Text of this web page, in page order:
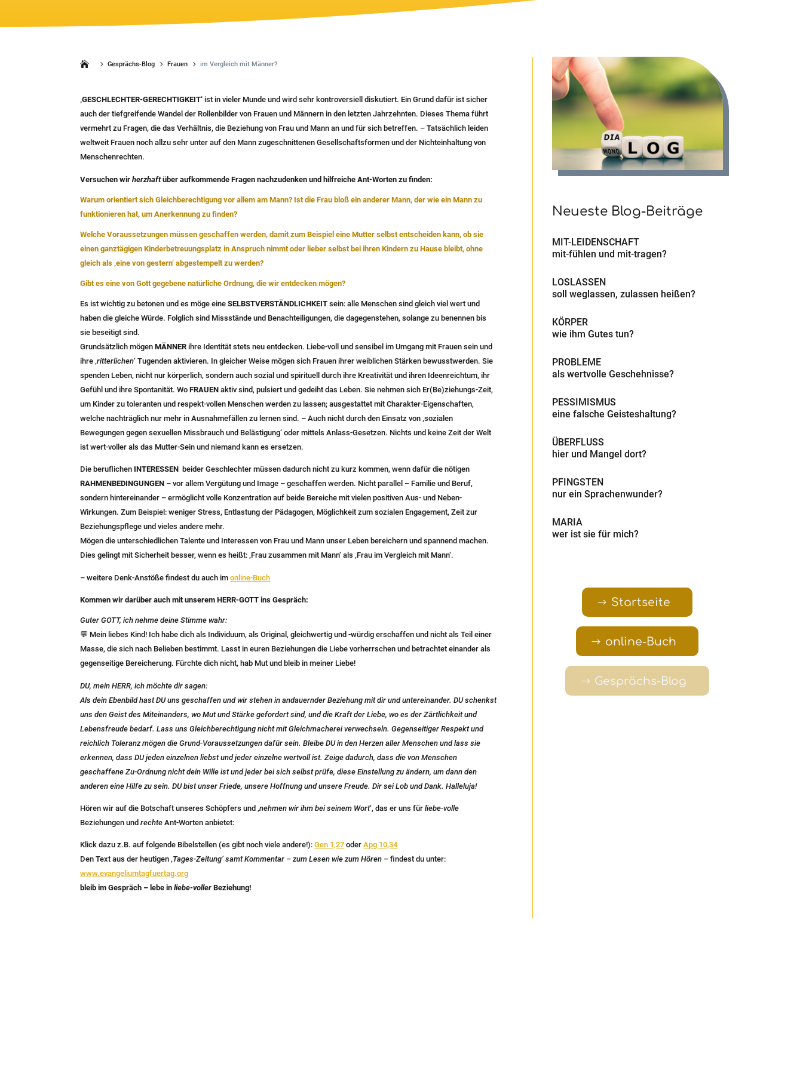
5 Gesprächs-Blog 5 Frauen 5 im Vergleich mit Männer?
‚GESCHLECHTER-GERECHTIGKEIT‘ ist in vieler Munde und wird sehr kontroversiell diskutiert. Ein Grund dafür ist sicher
auch der tiefgreifende Wandel der Rollenbilder von Frauen und Männern in den letzten Jahrzehnten. Dieses Thema führt
vermehrt zu Fragen, die das Verhältnis, die Beziehung von Frau und Mann an und für sich betreffen. – Tatsächlich leiden
weltweit Frauen noch allzu sehr unter auf den Mann zugeschnittenen Gesellschaftsformen und der Nichteinhaltung von
Menschenrechten.
Versuchen wirherzhaftüber aufkommende Fragen nachzudenken und hilfreiche Ant-Worten zu finden:
Warum orientiert sich Gleichberechtigung vor allem am Mann? Ist die Frau bloß ein anderer Mann, der wie ein Mann zu
funktionieren hat, um Anerkennung zu finden?
Welche Voraussetzungen müssen geschaffen werden, damit zum Beispiel eine Mutter selbst entscheiden kann, ob sie
einen ganztägigen Kinderbetreuungsplatz in Anspruch nimmt oder lieber selbst bei ihren Kindern zu Hause bleibt, ohne
gleich als ‚eine von gestern‘ abgestempelt zu werden?
Gibt es eine von Gott gegebene natürliche Ordnung, die wir entdecken mögen?
Es ist wichtig zu betonen und es möge eineSELBSTVERSTÄNDLICHKEIT sein: alle Menschen sind gleich viel wert und
haben die gleiche Würde. Folglich sind Missstände und Benachteiligungen, die dagegenstehen, solange zu benennen bis
sie beseitigt sind.
Grundsätzlich mögenMÄNNERihre Identität stets neu entdecken. Liebe-voll und sensibel im Umgang mit Frauen sein und
ihre ‚ritterlichen‘ Tugenden aktivieren. In gleicher Weise mögen sich Frauen ihrer weiblichen Stärken bewusstwerden. Sie
spenden Leben, nicht nur körperlich, sondern auch sozial und spirituell durch ihre Kreativität und ihren Ideenreichtum, ihr
Gefühl und ihre Spontanität. WoFRAUEN aktiv sind, pulsiert und gedeiht das Leben. Sie nehmen sich Er(Be)ziehungs-Zeit,
um Kinder zu toleranten und respekt-vollen Menschen werden zu lassen; ausgestattet mit Charakter-Eigenschaften,
welche nachträglich nur mehr in Ausnahmefällen zu lernen sind. – Auch nicht durch den Einsatz von ‚sozialen
Bewegungen gegen sexuellen Missbrauch und Belästigung‘ oder mittels Anlass-Gesetzen. Nichts und keine Zeit der Welt
ist wert-voller als das Mutter-Sein und niemand kann es ersetzen.
Die beruflichen INTERESSEN beider Geschlechter müssen dadurch nicht zu kurz kommen, wenn dafür die nötigen
RAHMENBEDINGUNGEN – vor allem Vergütung und Image – geschaffen werden. Nicht parallel – Familie und Beruf,
sondern hintereinander – ermöglicht volle Konzentration auf beide Bereiche mit vielen positiven Aus- und Neben-
Wirkungen. Zum Beispiel: weniger Stress, Entlastung der Pädagogen, Möglichkeit zum sozialen Engagement, Zeit zur
Beziehungspflege und vieles andere mehr.
Mögen die unterschiedlichen Talente und Interessen von Frau und Mann unser Leben bereichern und spannend machen.
Dies gelingt mit Sicherheit besser, wenn es heißt: ‚Frau zusammen mit Mann‘ als ‚Frau im Vergleich mit Mann‘.
– weitere Denk-Anstöße findest du auch imonline-Buch
Kommen wir darüber auch mit unserem HERR-GOTT ins Gespräch:
Guter GOTT, ich nehme deine Stimme wahr:
💬 Mein liebes Kind! Ich habe dich als Individuum, als Original, gleichwertig und -würdig erschaffen und nicht als Teil einer
Masse, die sich nach Belieben bestimmt. Lasst in euren Beziehungen die Liebe vorherrschen und betrachtet einander als
gegenseitige Bereicherung. Fürchte dich nicht, hab Mut und bleib in meiner Liebe!
DU, mein HERR, ich möchte dir sagen:
Als dein Ebenbild hast DU uns geschaffen und wir stehen in andauernder Beziehung mit dir und untereinander. DU schenkst
uns den Geist des Miteinanders, wo Mut und Stärke gefordert sind, und die Kraft der Liebe, wo es der Zärtlichkeit und
Lebensfreude bedarf. Lass uns Gleichberechtigung nicht mit Gleichmacherei verwechseln. Gegenseitiger Respekt und
reichlich Toleranz mögen die Grund-Voraussetzungen dafür sein. Bleibe DU in den Herzen aller Menschen und lass sie
erkennen, dass DU jeden einzelnen liebst und jeder einzelne wertvoll ist. Zeige dadurch, dass die von Menschen
geschaffene Zu-Ordnung nicht dein Wille ist und jeder bei sich selbst prüfe, diese Einstellung zu ändern, um dann den
anderen eine Hilfe zu sein. DU bist unser Friede, unsere Hoffnung und unsere Freude. Dir sei Lob und Dank. Halleluja!
Hören wir auf die Botschaft unseres Schöpfers und ‚nehmen wir ihm bei seinem Wort‘, das er uns fürliebe-volle
Beziehungen undrechte Ant-Worten anbietet:
Klick dazu z.B. auf folgende Bibelstellen (es gibt noch viele andere!):Gen 1,27 oderApg 10,34
Den Text aus der heutigen ‚Tages-Zeitung‘ samt Kommentar – zum Lesen wie zum Hören – findest du unter:
www.evangeliumtagfuertag.org
bleib im Gespräch – lebe in liebe-voller Beziehung!
Neueste Blog-Beiträge
mit-fühlen und mit-tragen?
MIT-LEIDENSCHAFT
soll weglassen, zulassen heißen?
LOSLASSEN
wie ihm Gutes tun?
KÖRPER
als wertvolle Geschehnisse?
PROBLEME
eine falsche Geisteshaltung?
PESSIMISMUS
hier und Mangel dort?
ÜBERFLUSS
nur ein Sprachenwunder?
PFINGSTEN
wer ist sie für mich?
MARIA
Startseite
online-Buch
Gesprächs-Blog